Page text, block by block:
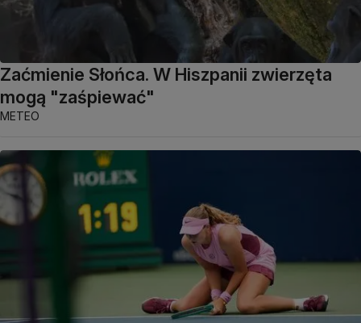
Zaćmienie Słońca. W Hiszpanii zwierzęta
mogą "zaśpiewać"
METEO